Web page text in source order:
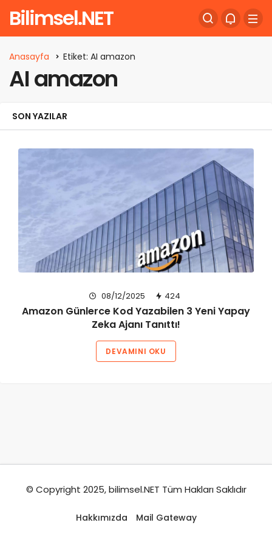
Bilimsel.NET
Anasayfa Etiket: AI amazon
AI amazon
SON YAZILAR
08/12/2025 424
Amazon Günlerce Kod Yazabilen 3 Yeni Yapay
Zeka Ajanı Tanıttı!
DEVAMINI OKU
© Copyright 2025, bilimsel.NET Tüm Hakları Saklıdır
Hakkımızda Mail Gateway